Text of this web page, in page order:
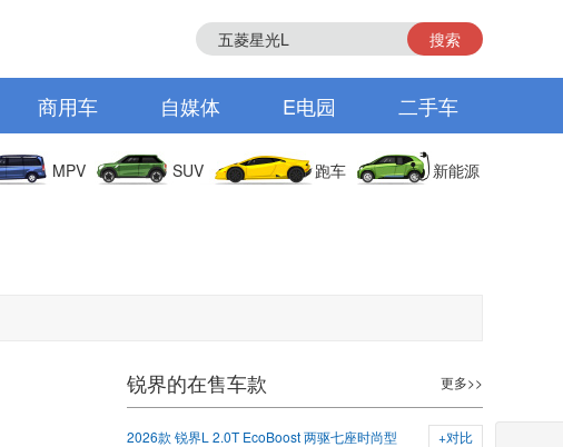
搜索
商用车 自媒体 E电园 二手车
MPV SUV 跑车 新能源
更多>>
锐界的在售车款
+对比
2026款 锐界L 2.0T EcoBoost 两驱七座时尚型